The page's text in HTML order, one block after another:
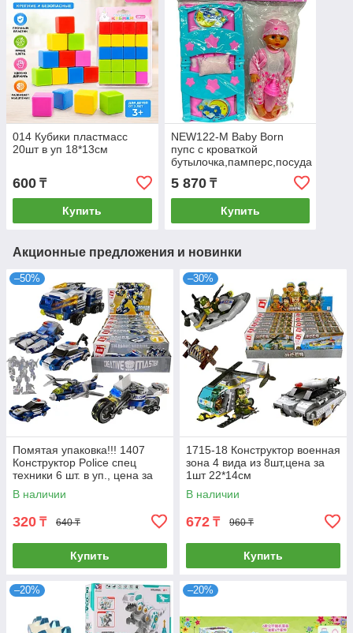
014 Кубики пластмасс
20шт в уп 18*13см
600 ₸
Купить
NEW122-M Baby Born
пупс с кроваткой
бутылочка,памперс,посуда
в пакете (38,2*18,5*20,5)
48*40см
5 870₸
Купить
Акционные предложения и новинки
–50%
Помятая упаковка!!! 1407
Конструктор Police спец
техники 6 шт. в уп., цена за
1шт 21*9 см
В наличии
320 ₸ 640 ₸
Купить
–30%
1715-18 Конструктор военная
зона 4 вида из 8шт,цена за
1шт 22*14см
В наличии
672 ₸ 960 ₸
Купить
–20% –20%